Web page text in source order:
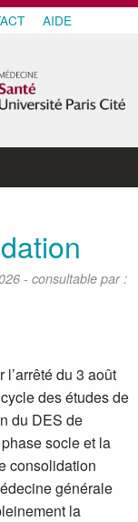
AIDE
- consultable par :
du 3 août
des études de
du DES de
socle et la
consolidation
générale
la